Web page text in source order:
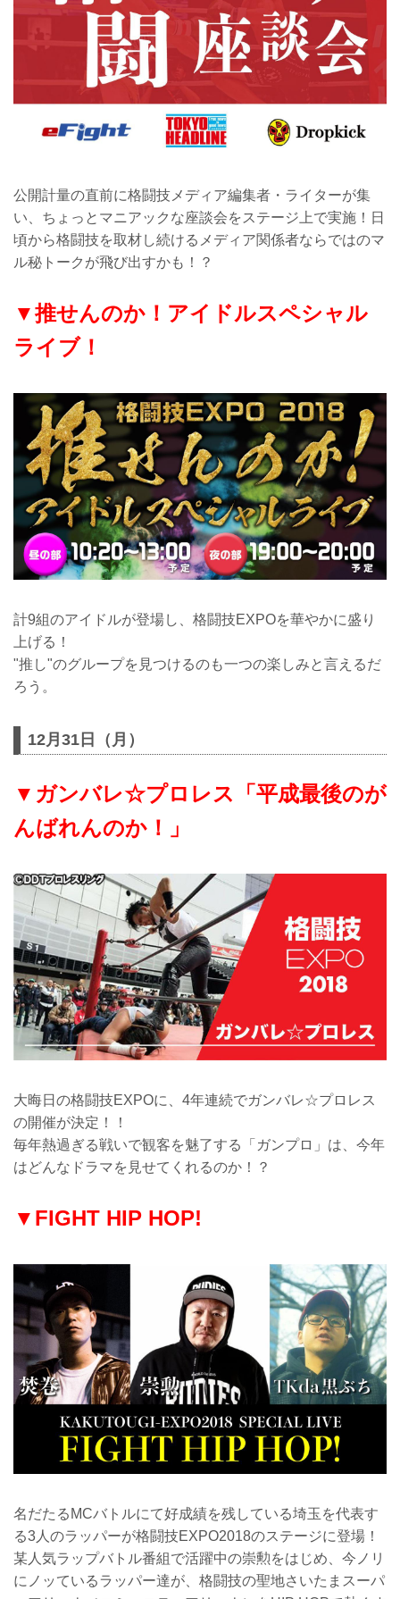
公開計量の直前に格闘技メディア編集者・ライターが集
い、ちょっとマニアックな座談会をステージ上で実施！日
頃から格闘技を取材し続けるメディア関係者ならではのマ
ル秘トークが飛び出すかも！？
▼推せんのか！アイドルスペシャル
ライブ！
計9組のアイドルが登場し、格闘技EXPOを華やかに盛り
上げる！
"推し"のグループを見つけるのも一つの楽しみと言えるだ
ろう。
12月31日（月）
▼ガンバレ☆プロレス「平成最後のが
んばれんのか！」
大晦日の格闘技EXPOに、4年連続でガンバレ☆プロレス
の開催が決定！！
毎年熱過ぎる戦いで観客を魅了する「ガンプロ」は、今年
はどんなドラマを見せてくれるのか！？
▼FIGHT HIP HOP!
名だたるMCバトルにて好成績を残している埼玉を代表す
る3人のラッパーが格闘技EXPO2018のステージに登場！
某人気ラップバトル番組で活躍中の崇勲をはじめ、今ノリ
にノッているラッパー達が、格闘技の聖地さいたまスーパ